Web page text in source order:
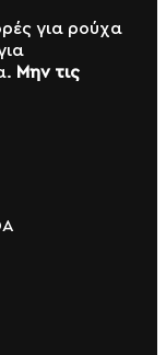
για ρούχα
Μην τις